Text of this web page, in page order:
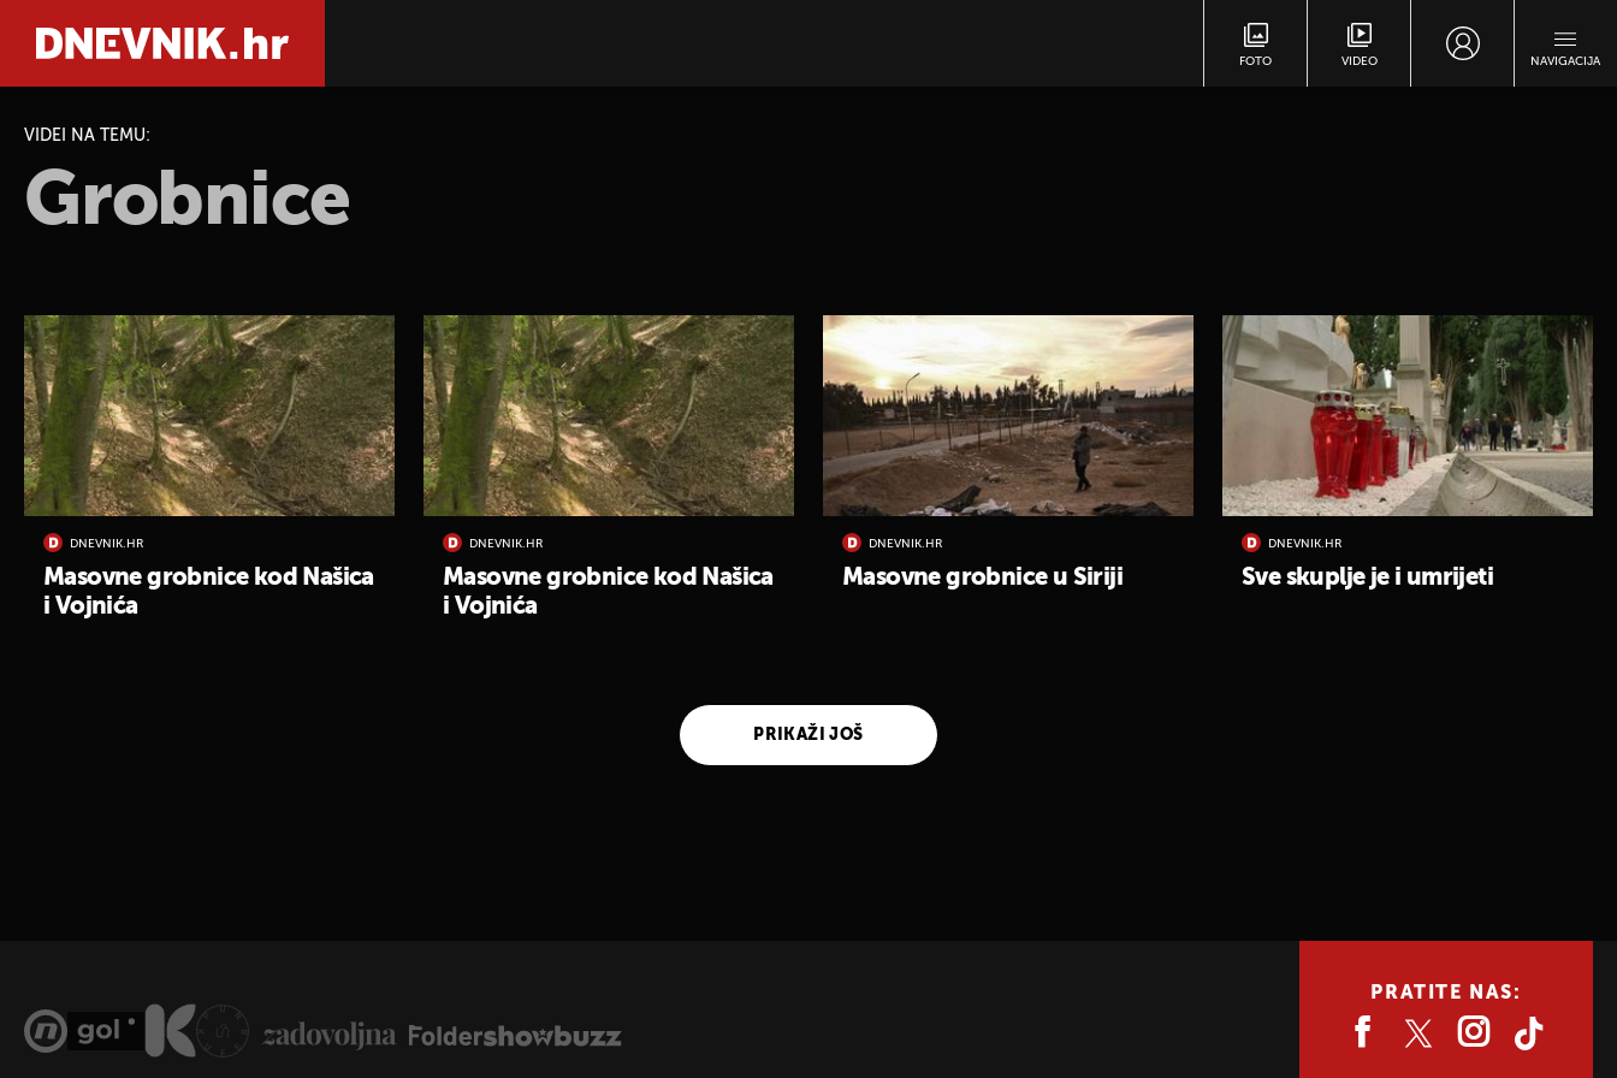
FOTO VIDEO NAVIGACIJA
VIDEI NA TEMU:
Grobnice
DNEVNIK.HR
Masovne grobnice kod Našica
i Vojnića
DNEVNIK.HR
Masovne grobnice kod Našica
i Vojnića
DNEVNIK.HR
Masovne grobnice u Siriji
DNEVNIK.HR
Sve skuplje je i umrijeti
PRIKAŽI JOŠ
PRATITE NAS: